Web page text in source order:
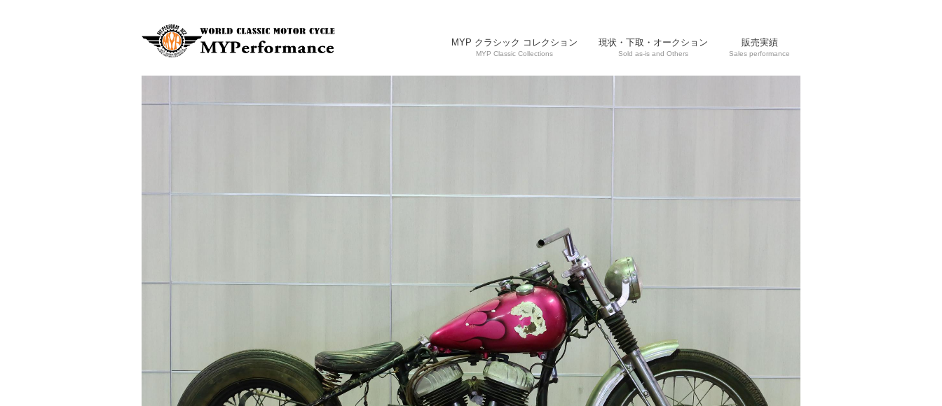
MYP クラシック コレクション
MYP Classic Collections
現状・下取・オークション
Sold as-is and Others
販売実績
Sales performance